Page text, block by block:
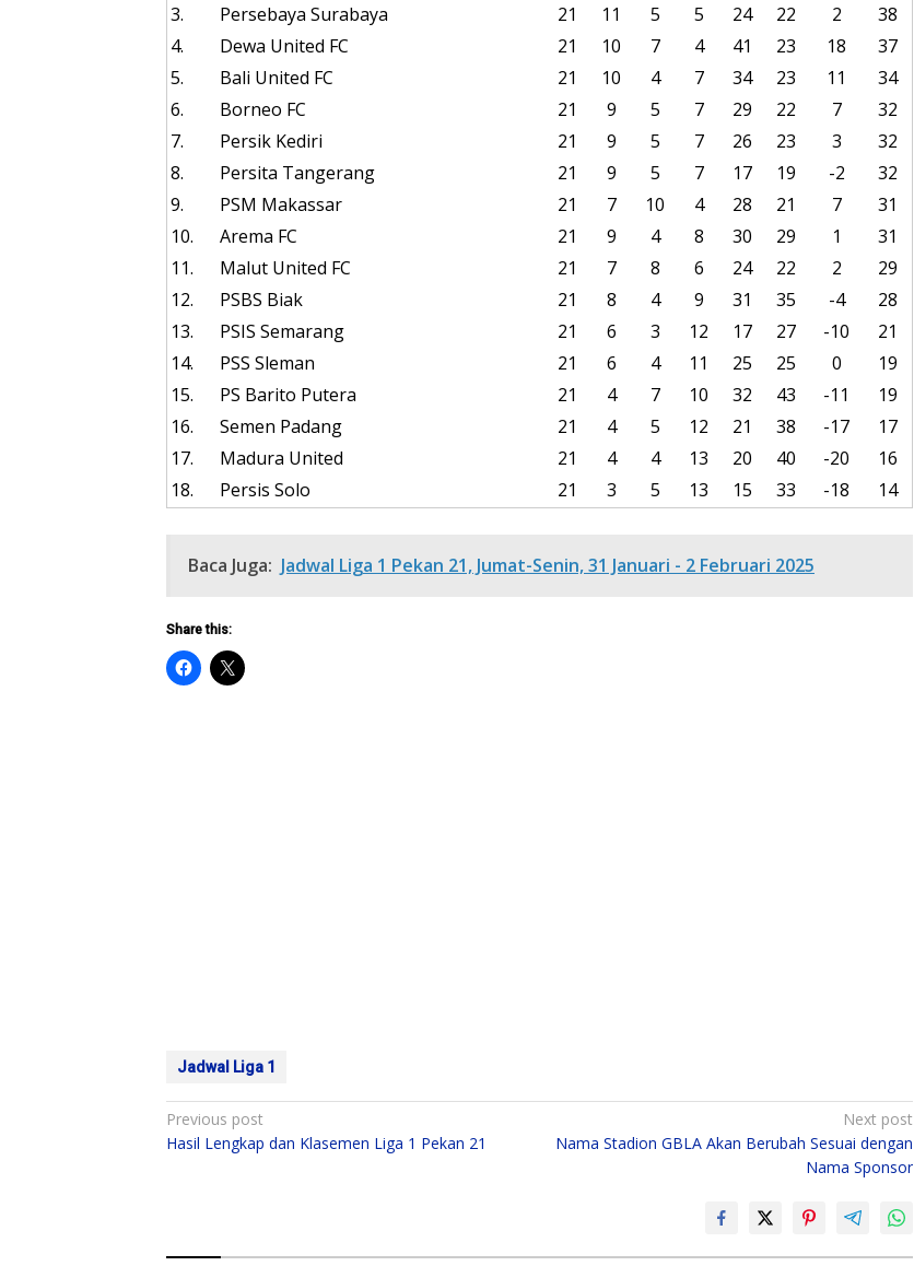
3.
Persebaya Surabaya 21 11 5 5 24 22 2
38
4.
Dewa United FC 21 10 7 4 41 23 18
37
5.
Bali United FC 21 10 4 7 34 23 11
34
6.
Borneo FC 21 9 5 7 29 22 7
32
7.
Persik Kediri 21 9 5 7 26 23 3
32
8.
Persita Tangerang 21 9 5 7 17 19 -2
32
9.
PSM Makassar 21 7 10 4 28 21 7
31
10.
Arema FC 21 9 4 8 30 29 1
31
11.
Malut United FC 21 7 8 6 24 22 2
29
12.
PSBS Biak 21 8 4 9 31 35 -4
28
13.
PSIS Semarang 21 6 3 12 17 27 -10
21
14.
PSS Sleman 21 6 4 11 25 25 0
19
15.
PS Barito Putera 21 4 7 10 32 43 -11
19
16.
Semen Padang 21 4 5 12 21 38 -17
17
17.
Madura United 21 4 4 13 20 40 -20
16
18.
Persis Solo 21 3 5 13 15 33 -18 14
Baca Juga: Jadwal Liga 1 Pekan 21, Jumat-Senin, 31 Januari - 2 Februari 2025
Share this:
Jadwal Liga 1
Post
navigation
Previous post
Hasil Lengkap dan Klasemen Liga 1 Pekan 21
Next post
Nama Stadion GBLA Akan Berubah Sesuai dengan
Nama Sponsor